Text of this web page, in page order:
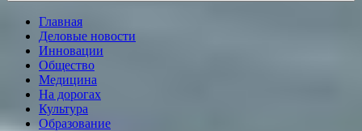
Главная
Деловые новости
Инновации
Общество
Медицина
На дорогах
Культура
Образование